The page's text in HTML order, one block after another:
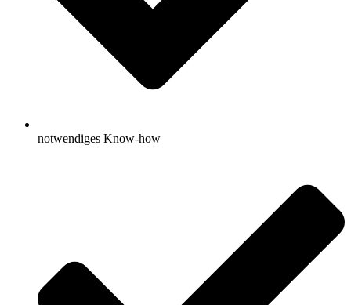
notwendiges Know-how